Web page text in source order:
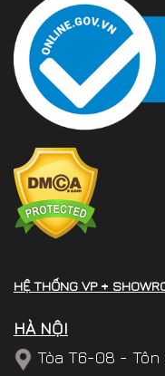
HỆ THỐNG VP +
HÀ NỘI
Tòa T6-08 -